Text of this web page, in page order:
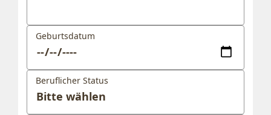
Geburtsdatum
Beruflicher Status